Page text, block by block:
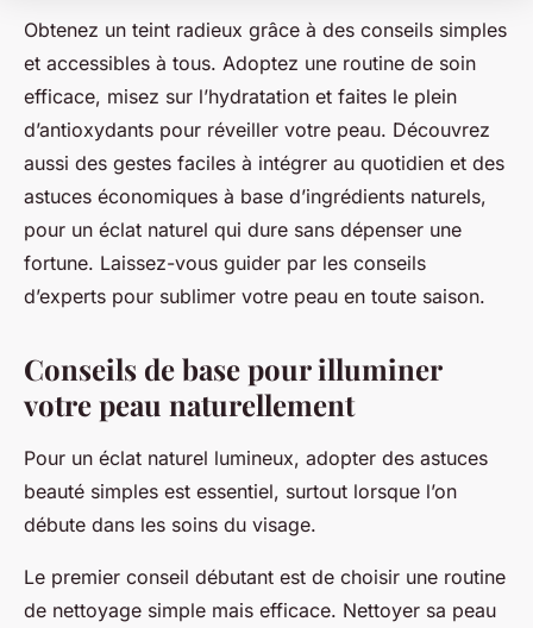
Obtenez un teint radieux grâce à des conseils simples
et accessibles à tous. Adoptez une routine de soin
efficace, misez sur l’hydratation et faites le plein
d’antioxydants pour réveiller votre peau. Découvrez
aussi des gestes faciles à intégrer au quotidien et des
astuces économiques à base d’ingrédients naturels,
pour un éclat naturel qui dure sans dépenser une
fortune. Laissez-vous guider par les conseils
d’experts pour sublimer votre peau en toute saison.
Conseils de base pour illuminer
votre peau naturellement
Pour un éclat naturel lumineux, adopter des astuces
beauté simples est essentiel, surtout lorsque l’on
débute dans les soins du visage.
Le premier conseil débutant est de choisir une routine
de nettoyage simple mais efficace. Nettoyer sa peau